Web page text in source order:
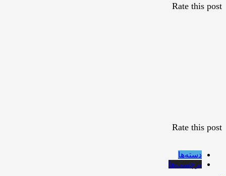
Rate this post
Rate this post
دسته‌ها
برچسب‌ها